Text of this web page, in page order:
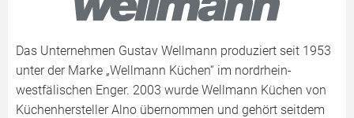
Das Unternehmen Gustav Wellmann produziert seit 1953
unter der Marke „Wellmann Küchen“ im nordrhein-
westfälischen Enger. 2003 wurde Wellmann Küchen von
Küchenhersteller Alno übernommen und gehört seitdem